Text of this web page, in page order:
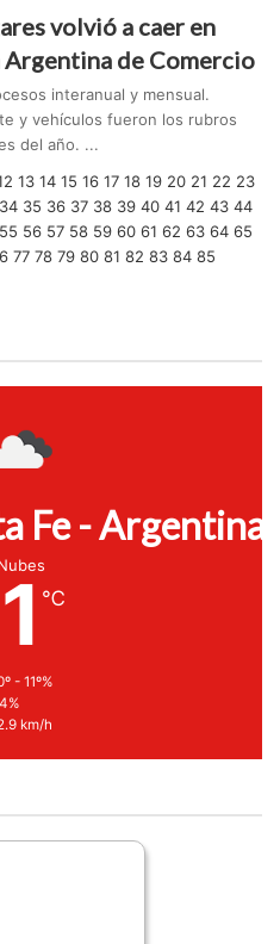
volvió a caer en
Argentina de Comercio
interanual y mensual.
y vehículos fueron los rubros
del año. ...
13 14 15 16 17 18 19 20 21 22 23
34 35 36 37 38 39 40 41 42 43 44
55 56 57 58 59 60 61 62 63 64 65
77 78 79 80 81 82 83 84 85
Fe - Argentina
℃
- 11º%
km/h